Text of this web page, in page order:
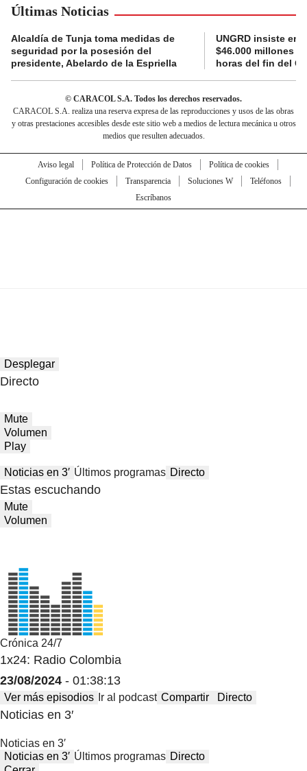
Últimas Noticias
Alcaldía de Tunja toma medidas de
seguridad por la posesión del
presidente, Abelardo de la Espriella
UNGRD insiste en
$46.000 millones
horas del fin del
© CARACOL S.A. Todos los derechos reservados.
CARACOL S.A. realiza una reserva expresa de las reproducciones y usos de las obras
y otras prestaciones accesibles desde este sitio web a medios de lectura mecánica u otros
medios que resulten adecuados.
Aviso legal Política de Protección de Datos
Política de cookies
Configuración de cookies
Transparencia Soluciones W
Teléfonos
Escríbanos
Desplegar
Directo
Mute
Volumen
Play
Noticias en 3′ Últimos programas Directo
Estas escuchando
Mute
Volumen
Crónica 24/7
1x24: Radio Colombia
23/08/2024 - 01:38:13
Ver más episodios Ir al podcast Compartir Directo
Noticias en 3′
Noticias en 3′
Noticias en 3′ Últimos programas Directo